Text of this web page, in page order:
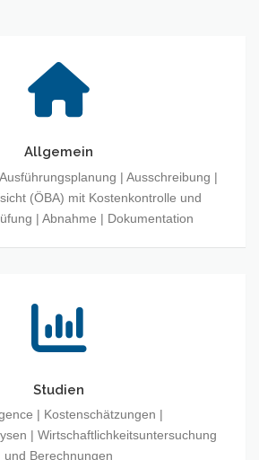
Allgemein
| Ausschreibung |
(ÖBA) mit Kostenkontrolle und
| Abnahme | Dokumentation
Studien
| Kostenschätzungen |
| Wirtschaftlichkeitsuntersuchung
und Berechnungen